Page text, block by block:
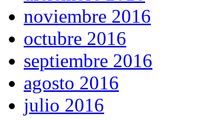
noviembre 2016
octubre 2016
septiembre 2016
agosto 2016
julio 2016